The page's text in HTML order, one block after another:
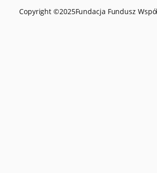
Copyright ©2025Fundacja Fundusz